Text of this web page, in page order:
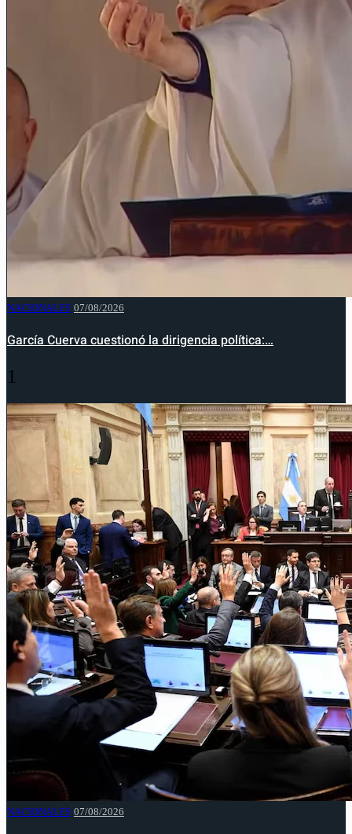
NACIONALES 07/08/2026
García Cuerva cuestionó la dirigencia política:…
1
NACIONALES 07/08/2026